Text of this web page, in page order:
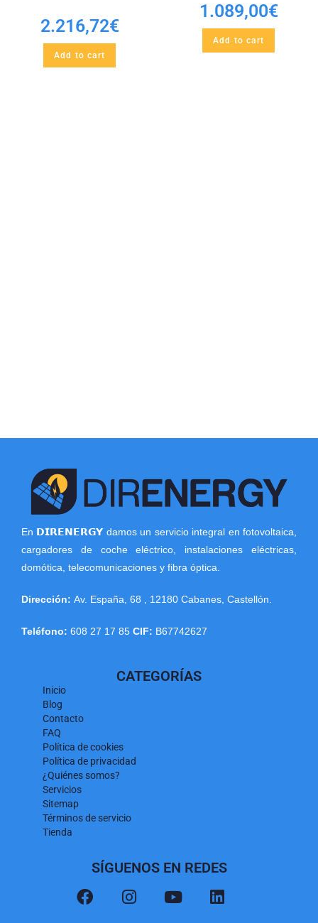
2.216,72€
Add to cart
1.089,00€
Add to cart
En 𝗗𝗜𝗥𝗘𝗡𝗘𝗥𝗚𝗬 damos un servicio integral en fotovoltaica,
cargadores de coche eléctrico, instalaciones eléctricas,
domótica, telecomunicaciones y fibra óptica.
Dirección: Av. España, 68 12180 Cabanes Castellón
Teléfono: 608 27 17 85 CIF: B67742627
CATEGORÍAS
Inicio
Blog
Contacto
FAQ
Política de cookies
Política de privacidad
¿Quiénes somos?
Servicios
Sitemap
Términos de servicio
Tienda
SÍGUENOS EN REDES